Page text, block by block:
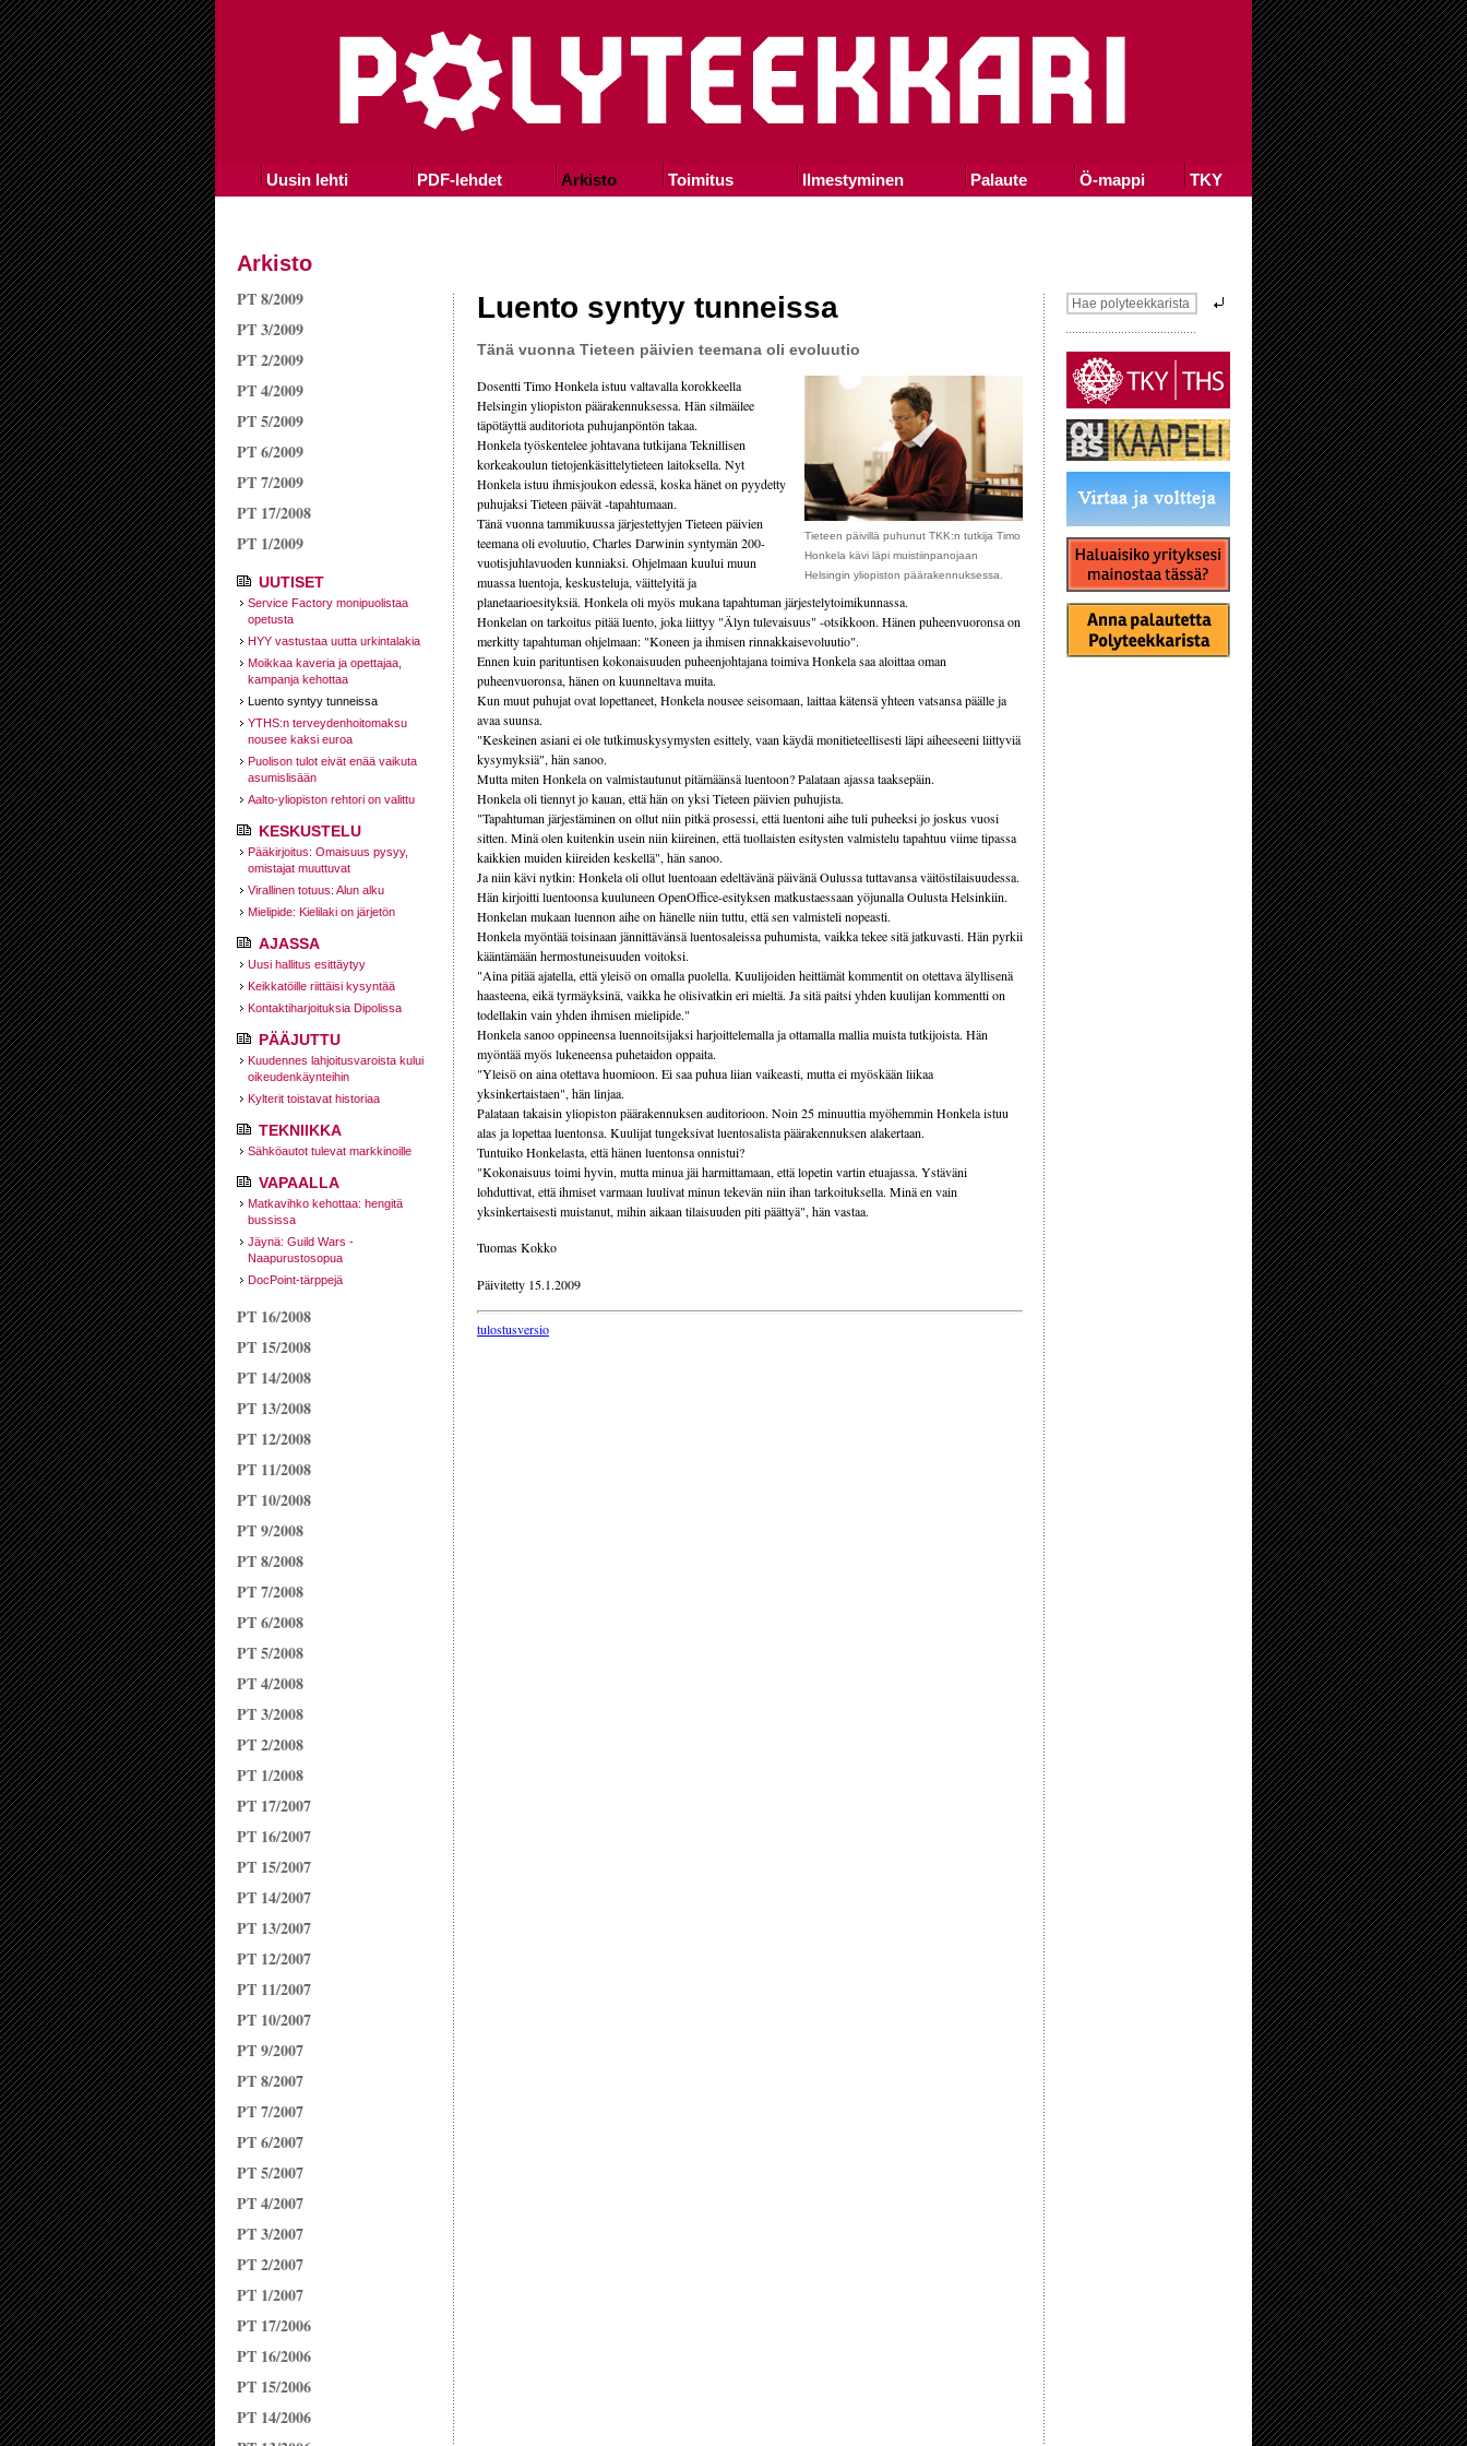
Uusin lehti PDF-lehdet Arkisto Toimitus Ilmestyminen Palaute Ö-mappi TKY
Arkisto
PT 8/2009
PT 3/2009
PT 2/2009
PT 4/2009
PT 5/2009
PT 6/2009
PT 7/2009
PT 17/2008
PT 1/2009
UUTISET
Service Factory monipuolistaa
opetusta
HYY vastustaa uutta urkintalakia
Moikkaa kaveria ja opettajaa,
kampanja kehottaa
Luento syntyy tunneissa
YTHS:n terveydenhoitomaksu
nousee kaksi euroa
Puolison tulot eivät enää vaikuta
asumislisään
Aalto-yliopiston rehtori on valittu
KESKUSTELU
Pääkirjoitus: Omaisuus pysyy,
omistajat muuttuvat
Virallinen totuus: Alun alku
Mielipide: Kielilaki on järjetön
AJASSA
Uusi hallitus esittäytyy
Keikkatöille riittäisi kysyntää
Kontaktiharjoituksia Dipolissa
PÄÄJUTTU
Kuudennes lahjoitusvaroista kului
oikeudenkäynteihin
Kylterit toistavat historiaa
TEKNIIKKA
Sähköautot tulevat markkinoille
VAPAALLA
Matkavihko kehottaa: hengitä
bussissa
Jäynä: Guild Wars -
Naapurustosopua
DocPoint-tärppejä
PT 16/2008
PT 15/2008
PT 14/2008
PT 13/2008
PT 12/2008
PT 11/2008
PT 10/2008
PT 9/2008
PT 8/2008
PT 7/2008
PT 6/2008
PT 5/2008
PT 4/2008
PT 3/2008
PT 2/2008
PT 1/2008
PT 17/2007
PT 16/2007
PT 15/2007
PT 14/2007
PT 13/2007
PT 12/2007
PT 11/2007
PT 10/2007
PT 9/2007
PT 8/2007
PT 7/2007
PT 6/2007
PT 5/2007
PT 4/2007
PT 3/2007
PT 2/2007
PT 1/2007
PT 17/2006
PT 16/2006
PT 15/2006
PT 14/2006
Luento syntyy tunneissa
Tänä vuonna Tieteen päivien teemana oli evoluutio
Tieteen päivillä puhunut TKK:n tutkija Timo
Honkela kävi läpi muistiinpanojaan
Helsingin yliopiston päärakennuksessa.
Dosentti Timo Honkela istuu valtavalla korokkeella
Helsingin yliopiston päärakennuksessa. Hän silmäilee
täpötäyttä auditoriota puhujanpöntön takaa.
Honkela työskentelee johtavana tutkijana Teknillisen
korkeakoulun tietojenkäsittelytieteen laitoksella. Nyt
Honkela istuu ihmisjoukon edessä, koska hänet on pyydetty
puhujaksi Tieteen päivät -tapahtumaan.
Tänä vuonna tammikuussa järjestettyjen Tieteen päivien
teemana oli evoluutio, Charles Darwinin syntymän 200-
vuotisjuhlavuoden kunniaksi. Ohjelmaan kuului muun
muassa luentoja, keskusteluja, väittelyitä ja
planetaarioesityksiä. Honkela oli myös mukana tapahtuman järjestelytoimikunnassa.
Honkelan on tarkoitus pitää luento, joka liittyy "Älyn tulevaisuus" -otsikkoon. Hänen puheenvuoronsa on
merkitty tapahtuman ohjelmaan: "Koneen ja ihmisen rinnakkaisevoluutio".
Ennen kuin parituntisen kokonaisuuden puheenjohtajana toimiva Honkela saa aloittaa oman
puheenvuoronsa, hänen on kuunneltava muita.
Kun muut puhujat ovat lopettaneet, Honkela nousee seisomaan, laittaa kätensä yhteen vatsansa päälle ja
avaa suunsa.
"Keskeinen asiani ei ole tutkimuskysymysten esittely, vaan käydä monitieteellisesti läpi aiheeseeni liittyviä
kysymyksiä", hän sanoo.
Mutta miten Honkela on valmistautunut pitämäänsä luentoon? Palataan ajassa taaksepäin.
Honkela oli tiennyt jo kauan, että hän on yksi Tieteen päivien puhujista.
"Tapahtuman järjestäminen on ollut niin pitkä prosessi, että luentoni aihe tuli puheeksi jo joskus vuosi
sitten. Minä olen kuitenkin usein niin kiireinen, että tuollaisten esitysten valmistelu tapahtuu viime tipassa
kaikkien muiden kiireiden keskellä", hän sanoo.
Ja niin kävi nytkin: Honkela oli ollut luentoaan edeltävänä päivänä Oulussa tuttavansa väitöstilaisuudessa.
Hän kirjoitti luentoonsa kuuluneen OpenOffice-esityksen matkustaessaan yöjunalla Oulusta Helsinkiin.
Honkelan mukaan luennon aihe on hänelle niin tuttu, että sen valmisteli nopeasti.
Honkela myöntää toisinaan jännittävänsä luentosaleissa puhumista, vaikka tekee sitä jatkuvasti. Hän pyrkii
kääntämään hermostuneisuuden voitoksi.
"Aina pitää ajatella, että yleisö on omalla puolella. Kuulijoiden heittämät kommentit on otettava älyllisenä
haasteena, eikä tyrmäyksinä, vaikka he olisivatkin eri mieltä. Ja sitä paitsi yhden kuulijan kommentti on
todellakin vain yhden ihmisen mielipide."
Honkela sanoo oppineensa luennoitsijaksi harjoittelemalla ja ottamalla mallia muista tutkijoista. Hän
myöntää myös lukeneensa puhetaidon oppaita.
"Yleisö on aina otettava huomioon. Ei saa puhua liian vaikeasti, mutta ei myöskään liikaa
yksinkertaistaen", hän linjaa.
Palataan takaisin yliopiston päärakennuksen auditorioon. Noin 25 minuuttia myöhemmin Honkela istuu
alas ja lopettaa luentonsa. Kuulijat tungeksivat luentosalista päärakennuksen alakertaan.
Tuntuiko Honkelasta, että hänen luentonsa onnistui?
"Kokonaisuus toimi hyvin, mutta minua jäi harmittamaan, että lopetin vartin etuajassa. Ystäväni
lohduttivat, että ihmiset varmaan luulivat minun tekevän niin ihan tarkoituksella. Minä en vain
yksinkertaisesti muistanut, mihin aikaan tilaisuuden piti päättyä", hän vastaa.
Tuomas Kokko
Päivitetty 15.1.2009
tulostusversio